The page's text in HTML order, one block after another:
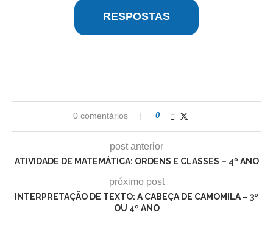
RESPOSTAS
0 comentários 0
post anterior
ATIVIDADE DE MATEMÁTICA: ORDENS E CLASSES – 4º ANO
próximo post
INTERPRETAÇÃO DE TEXTO: A CABEÇA DE CAMOMILA – 3º
OU 4º ANO